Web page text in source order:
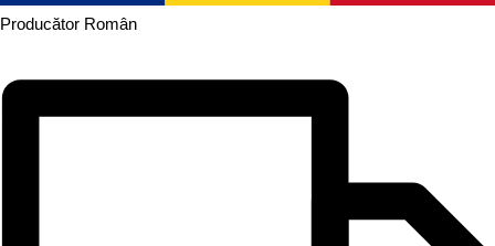
Producător Român